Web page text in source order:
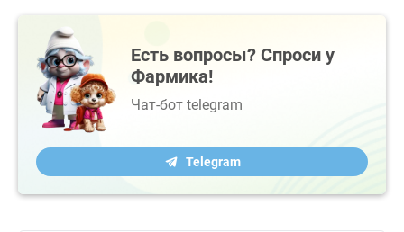
Есть вопросы? Спроси у
Фармика!
Чат-бот telegram
Telegram